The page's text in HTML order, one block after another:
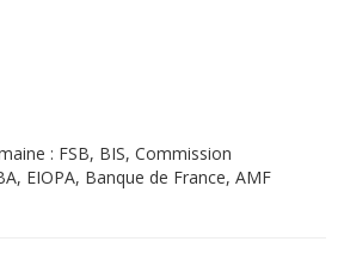
: FSB, BIS, Commission
EIOPA, Banque de France, AMF